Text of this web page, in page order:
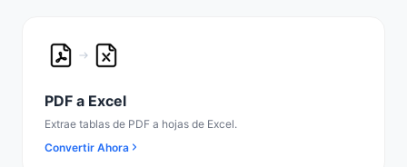
PDF a Excel
Extrae tablas de PDF a hojas de Excel.
Convertir Ahora